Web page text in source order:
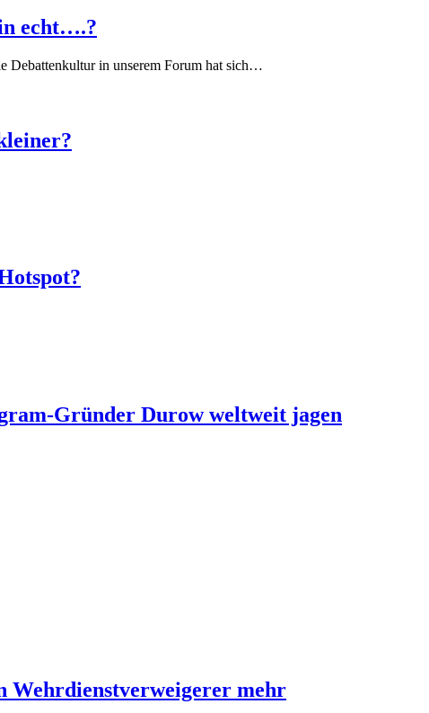
echt….?
Debattenkultur in unserem Forum hat sich…
Gründer Durow weltweit jagen
Wehrdienstverweigerer mehr